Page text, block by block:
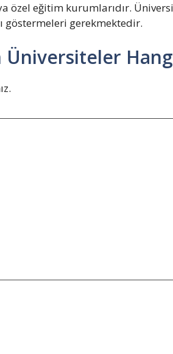
özel eğitim kurumlarıdır.
göstermeleri gerekmektedir.
Üniversiteler